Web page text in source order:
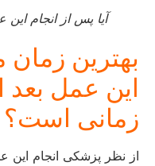
آیا پس از انجام این
بهترین زمان
این عمل بعد
زمانی است؟
از نظر پزشکی انجام این